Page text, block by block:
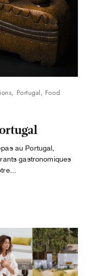
, Portugal, Food
au Portugal,
gastronomiques